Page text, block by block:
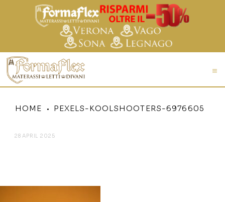
HOME PEXELS-KOOLSHOOTERS-6976605
28 APRIL 2025